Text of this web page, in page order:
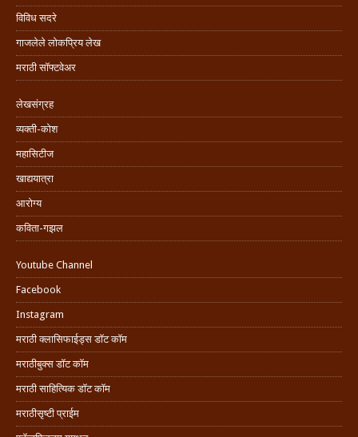
विविध सदरे
गाजलेले लोकप्रिय लेख
मराठी सॉफ्टवेअर
लेखसंग्रह
व्यक्ती-कोश
महासिटीज
खाद्ययात्रा
आरोग्य
कविता-गझल
Youtube Channel
Facebook
Instagram
मराठी क्लासिफाईड्स डॉट कॉम
मराठीबुक्स डॉट कॉम
मराठी साहित्यिक डॉट कॉम
मराठीसृष्टी प्राईम